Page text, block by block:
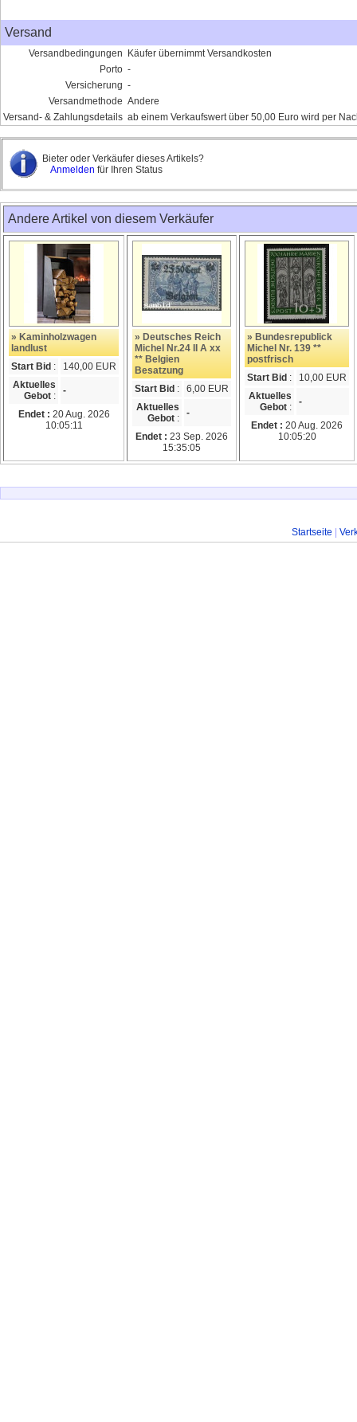
Versand
Versandbedingungen
Käufer übernimmt Versandkosten
Porto -
Versicherung -
Versandmethode Andere
Versand- & Zahlungsdetails ab einem Verkaufswert über 50,00 Euro wird per
Bieter oder Verkäufer dieses Artikels?
Anmelden für Ihren Status
Andere Artikel von diesem Verkäufer
» Kaminholzwagen
landlust
Start Bid :
140,00 EUR
Aktuelles
Gebot : -
Endet : 20 Aug. 2026
10:05:11
» Deutsches Reich
Michel Nr.24 II A xx
** Belgien
Besatzung
Start Bid :
6,00 EUR
Aktuelles
Gebot : -
Endet : 23 Sep. 2026
15:35:05
» Bundesrepublick
Michel Nr. 139 **
postfrisch
Start Bid :
10,00 EUR
Aktuelles
Gebot : -
Endet : 20 Aug. 2026
10:05:20
Startseite